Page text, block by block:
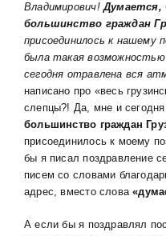
Владимирович!Думается,
большинство граждан
присоединилось к нашему
была такая
сегодня отравлена вся
написано про «весь
слепцы?! Да, мне и сегодня
большинство граждан
присоединилось к моему
бы я писал поздравление
писем со словами
адрес, вместо слова
А если бы я поздравлял